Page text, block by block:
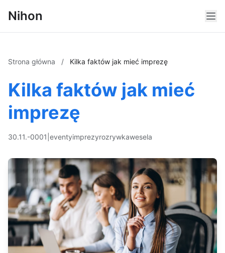
Nihon
Strona główna / Kilka faktów jak mieć imprezę
Kilka faktów jak mieć
imprezę
30.11.-0001 eventyimprezyrozrywkawesela